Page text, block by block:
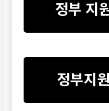
정부 지
정부지